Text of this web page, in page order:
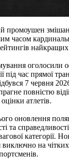
промоушен
часом
найкращих
оголосили
під час прямої
7 червня
повністю
атлетів.
оновлення
та
категорії.
виключно на